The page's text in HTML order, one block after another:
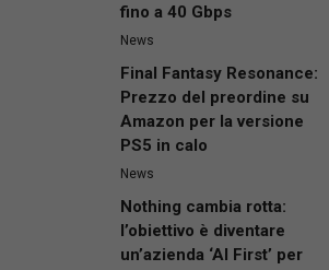
fino a 40 Gbps
News
Final Fantasy Resonance:
Prezzo del preordine su
Amazon per la versione
PS5 in calo
News
Nothing cambia rotta:
l’obiettivo è diventare
un’azienda ‘AI First’ per